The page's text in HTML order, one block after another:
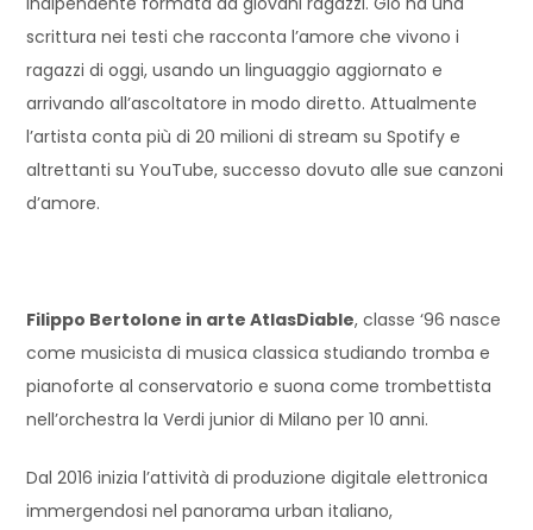
scrittura nei testi che racconta l’amore che vivono i
ragazzi di oggi, usando un linguaggio aggiornato e
arrivando all’ascoltatore in modo diretto. Attualmente
l’artista conta più di 20 milioni di stream su Spotify e
altrettanti su YouTube, successo dovuto alle sue canzoni
d’amore.
Filippo Bertolone in arte AtlasDiable, classe ‘96 nasce
come musicista di musica classica studiando tromba e
pianoforte al conservatorio e suona come trombettista
nell’orchestra la Verdi junior di Milano per 10 anni.
Dal 2016 inizia l’attività di produzione digitale elettronica
immergendosi nel panorama urban italiano,